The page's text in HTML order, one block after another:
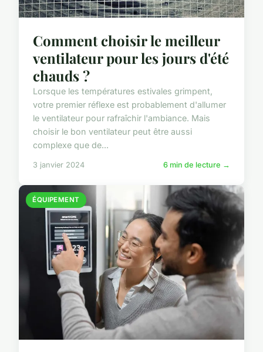
Comment choisir le meilleur
ventilateur pour les jours d'été
chauds ?
Lorsque les températures estivales grimpent,
votre premier réflexe est probablement d'allumer
le ventilateur pour rafraîchir l'ambiance. Mais
choisir le bon ventilateur peut être aussi
complexe que de...
3 janvier 2024 6 min de lecture →
ÉQUIPEMENT